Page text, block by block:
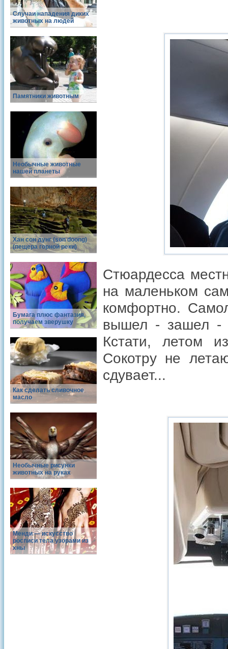
Случаи нападения диких
животных на людей
Памятники животным
Необычные животные
нашей планеты
Хан сон дунг (son doong)
(пещера горной реки)
Бумага плюс фантазия,
получаем зверушку
Как сделать сливочное
масло
Необычные рисунки
животных на руках
Менди — искусство
росписи тела узорами из
хны
Стюардесса
на маленьком
комфортно.
вышел - зашел -
Кстати, летом
Сокотру не
сдувает...